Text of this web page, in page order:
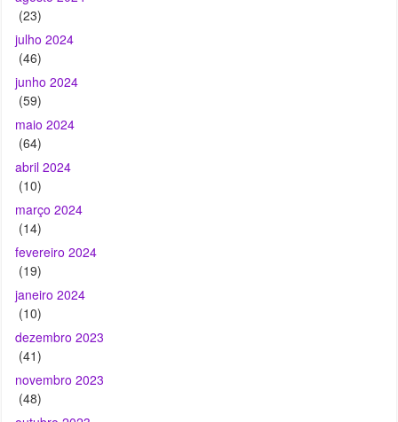
junho 2024
(59)
maio 2024
(64)
abril 2024
(10)
março 2024
(14)
fevereiro 2024
(19)
janeiro 2024
(10)
dezembro 2023
(41)
novembro 2023
(48)
outubro 2023
(52)
setembro 2023
(27)